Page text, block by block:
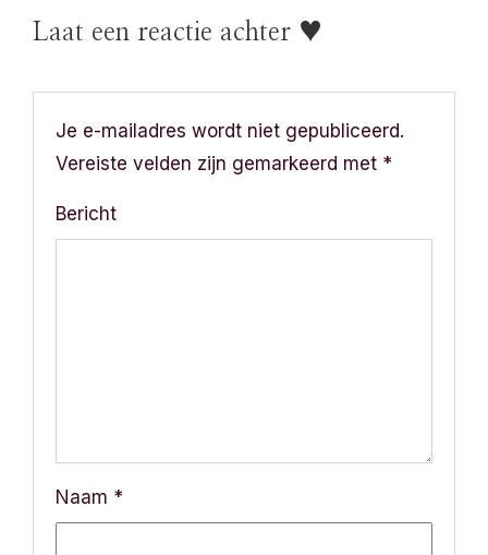
Laat een reactie achter ♥
Je e-mailadres wordt niet gepubliceerd.
Vereiste velden zijn gemarkeerd met *
Bericht
Naam *